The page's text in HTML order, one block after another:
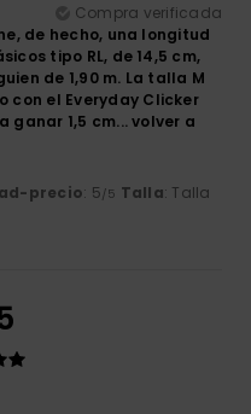
Compra verificada
de hecho, una longitud
tipo RL, de 14,5 cm,
de 1,90 m. La talla M
con el Everyday Clicker
ganar 1,5 cm... volver a
precio: 5/5 Talla: Talla